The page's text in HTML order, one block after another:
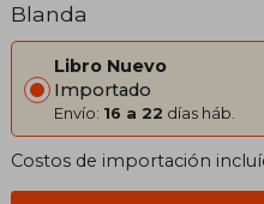
Blanda
Libro Nuevo
Importado
Envío: 16 a 22 días háb.
Costos de importación